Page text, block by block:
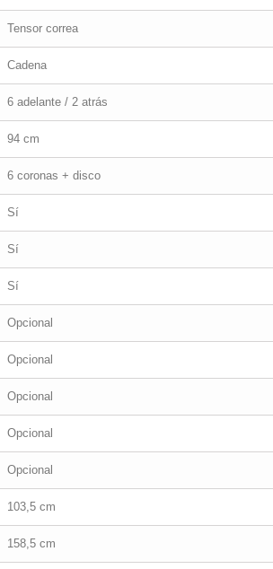
Tensor correa
Cadena
6 adelante / 2 atrás
94 cm
6 coronas + disco
Sí
Sí
Sí
Opcional
Opcional
Opcional
Opcional
Opcional
103,5 cm
158,5 cm